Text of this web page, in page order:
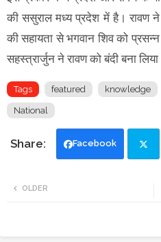
की ससुराल मध्य प्रदेश में है। रावण ने
की सहायता से भगवान शिव को
सहस्त्रार्जुन ने रावण को बंदी बना लिया
Tags featured knowledge
National
Facebook
OLDER